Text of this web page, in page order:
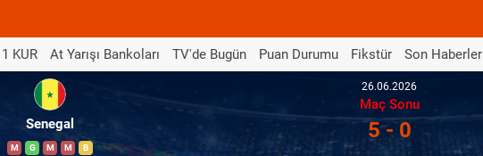
KUR At Yarışı Bankoları TV'de Bugün Puan Durumu Fikstür Son Haberler
Senegal
M G M M B
26.06.2026
Maç Sonu
5 - 0